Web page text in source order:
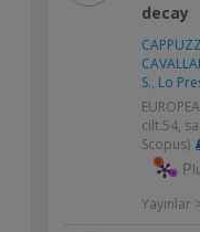
decay
S., Lo
cilt.54,
Scopus)
Yayınlar